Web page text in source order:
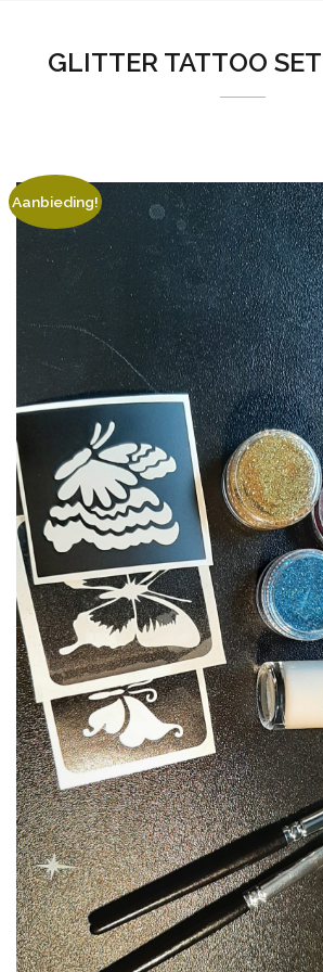
GLITTER TATTOO
Aanbieding!